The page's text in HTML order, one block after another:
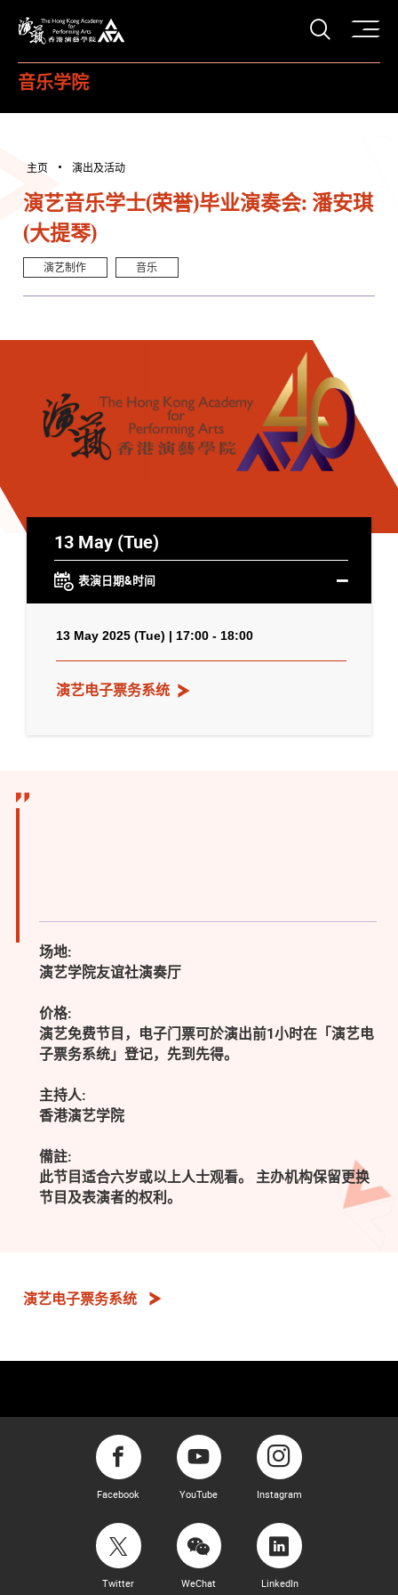
打开
音乐学院
主页 演出及活动
演艺音乐学士(荣誉)毕业演奏会: 潘安琪
(大提琴)
演艺制作 音乐
13 May (Tue)
表演日期&时间
13 May 2025 (Tue) | 17:00 - 18:00
演艺电子票务系统
场地:
演艺学院友谊社演奏厅
价格:
演艺免费节目，电子门票可於演出前1小时在「演艺电
子票务系统」登记，先到先得。
主持人:
香港演艺学院
備註:
此节目适合六岁或以上人士观看。 主办机构保留更换
节目及表演者的权利。
演艺电子票务系统
Facebook YouTube Instagram
Twitter WeChat LinkedIn